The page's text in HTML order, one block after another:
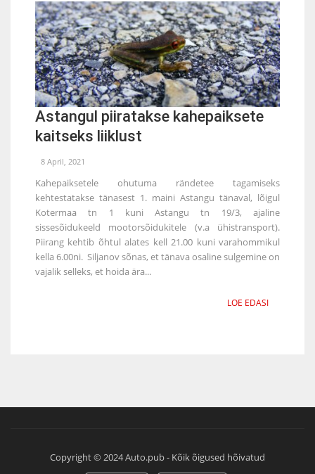
Astangul piiratakse kahepaiksete
kaitseks liiklust
8 April, 2021
Kahepaiksetele ohutuma rändetee tagamiseks
kehtestatakse tänasest 1. maini Astangu tänaval, lõigul
Kotermaa tn 1 kuni Astangu tn 19/3, ajaline
sissesõidukeeld mootorsõidukitele (v.a ühistransport).
Piirang kehtib õhtul alates kell 21.00 kuni varahommikul
kella 6.00ni. Siljanov sõnas, et tänava osaline sulgemine on
vajalik selleks, et hoida ära...
LOE EDASI
Copyright © 2024 Auto.pub - Kõik õigused hõivatud